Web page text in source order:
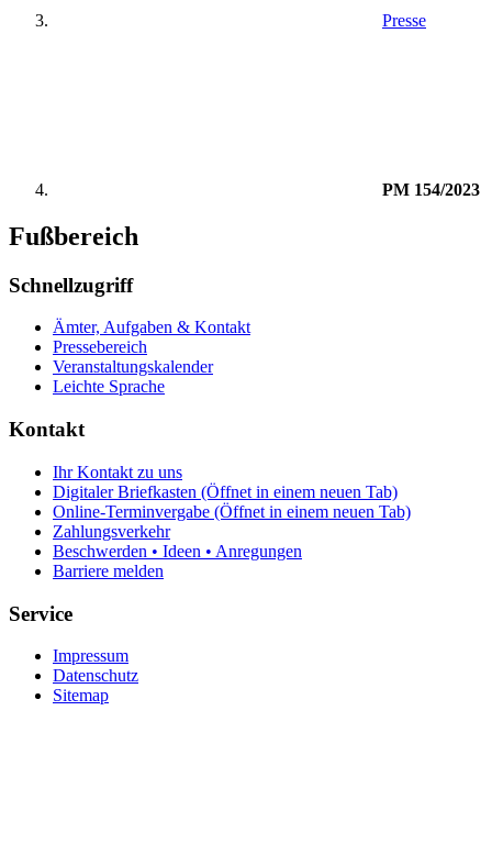
Presse
PM 154/2023
Fußbereich
Schnellzugriff
Ämter, Aufgaben & Kontakt
Pressebereich
Veranstaltungskalender
Leichte Sprache
Kontakt
Ihr Kontakt zu uns
Digitaler Briefkasten (Öffnet in einem neuen Tab)
Online-Terminvergabe (Öffnet in einem neuen Tab)
Zahlungsverkehr
Beschwerden • Ideen • Anregungen
Barriere melden
Service
Impressum
Datenschutz
Sitemap